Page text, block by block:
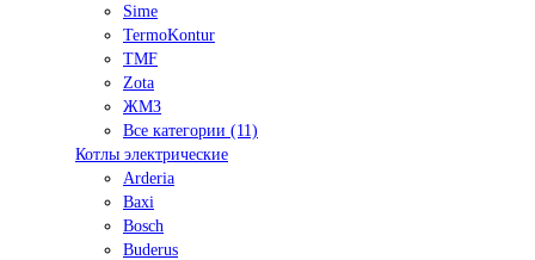
Sime
TermoKontur
TMF
Zota
ЖМЗ
Все категории (11)
Котлы электрические
Arderia
Baxi
Bosch
Buderus